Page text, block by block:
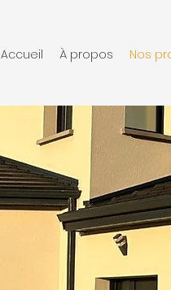
Accueil À propos Nos